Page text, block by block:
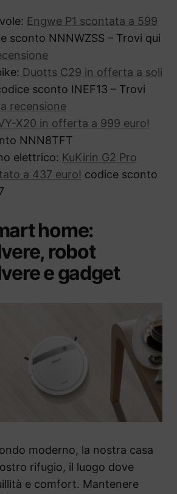
Engwe P1 scontata a 599
sconto NNNWZSS – Trovi qui
Duotts C29 in offerta a soli
sconto INEF13 – Trovi
recensione
X20 in offerta a 999 euro!
NNN8TFT
elettrico: KuKirin G2 Pro
a 437 euro! codice sconto
home:
robot
e gadget
moderno, la nostra casa
rifugio, il luogo dove
e comfort. Mantenere